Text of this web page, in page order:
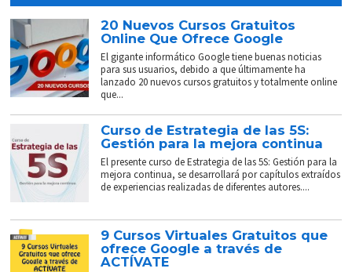
20 Nuevos Cursos Gratuitos
Online Que Ofrece Google
El gigante informático Google tiene buenas noticias
para sus usuarios, debido a que últimamente ha
lanzado 20 nuevos cursos gratuitos y totalmente online
que...
Curso de Estrategia de las 5S:
Gestión para la mejora continua
El presente curso de Estrategia de las 5S: Gestión para la
mejora continua, se desarrollará por capítulos extraídos
de experiencias realizadas de diferentes autores....
9 Cursos Virtuales Gratuitos que
ofrece Google a través de
ACTÍVATE